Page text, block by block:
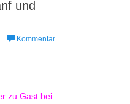
und
Kommentar
zu Gast bei